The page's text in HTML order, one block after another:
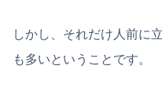
しかし、それだけ人前に
も多いということです。